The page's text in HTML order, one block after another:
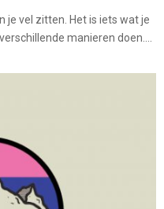
je vel zitten. Het is iets wat je
manieren doen....